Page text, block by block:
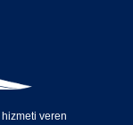
hizmeti veren